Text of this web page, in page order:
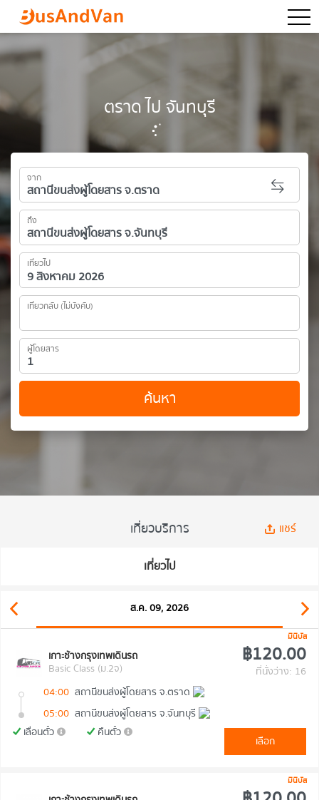
ตราด ไป จันทบุรี
จาก
ถึง
เที่ยวไป
เที่ยวกลับ (ไม่บังคับ)
ผู้โดยสาร
ค้นหา
เที่ยวบริการ แชร์
เที่ยวไป
ส.ค. 09, 2026
มินิบัส
เกาะช้างกรุงเทพเดินรถ
Basic Class (ม.2จ)
฿120.00
ที่นั่งว่าง: 16
04:00 สถานีขนส่งผู้โดยสาร จ.ตราด
05:00 สถานีขนส่งผู้โดยสาร จ.จันทบุรี
เลื่อนตั๋ว
คืนตั๋ว
เลือก
มินิบัส